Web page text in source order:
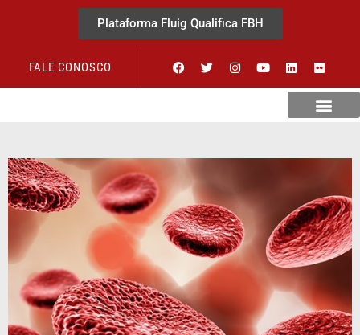
Plataforma Fluig Qualifica FBH
FALE CONOSCO